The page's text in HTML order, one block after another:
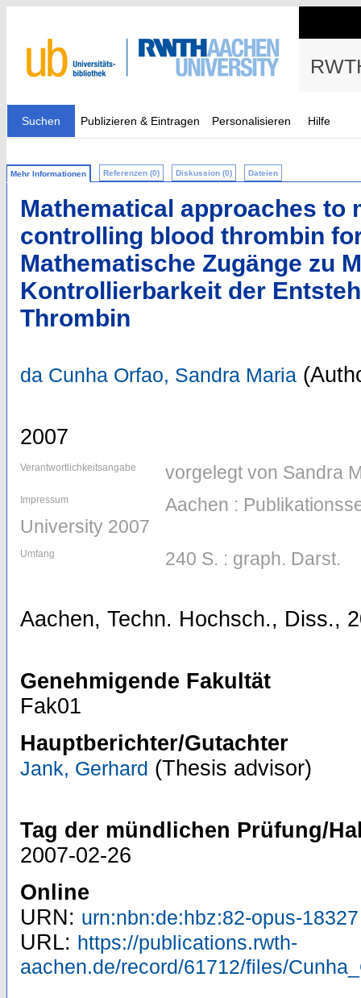
Suchen Publizieren & Eintragen Personalisieren Hilfe
Mehr Informationen Referenzen (0) Diskussion (0) Dateien
Mathematical approaches to
controlling blood thrombin
Mathematische Zugänge zu
Kontrollierbarkeit der
Thrombin
da Cunha Orfao, Sandra Maria
2007
Verantwortlichkeitsangabe vorgelegt von Sandra
Impressum
Aachen :
University 2007
Umfang 240 S. : graph. Darst.
Aachen, Techn. Hochsch., Diss.,
Genehmigende Fakultät
Fak01
Hauptberichter/Gutachter
Jank, Gerhard (Thesis advisor)
Tag der mündlichen Prüfung/
2007-02-26
Online
URN: urn:nbn:de:hbz:82-opus-18327
URL: https://publications.rwth-
aachen.de/record/61712/files/